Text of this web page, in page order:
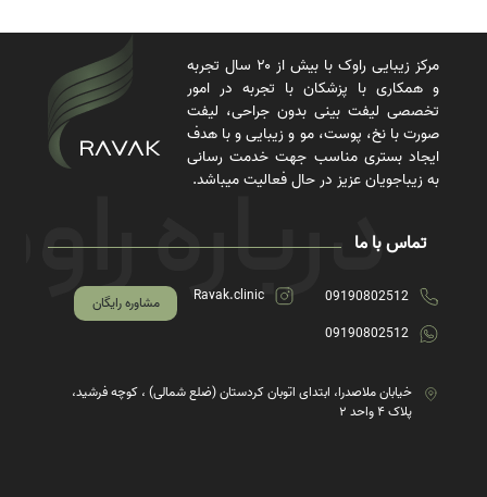
مرکز زیبایی راوک با بیش از ۲۰ سال تجربه
و همکاری با پزشکان با تجربه در امور
تخصصی لیفت بینی بدون جراحی، لیفت
صورت با نخ، پوست، مو و زیبایی و با هدف
ایجاد بستری مناسب جهت خدمت رسانی
به زیباجویان عزیز در حال فعالیت میباشد.
تماس با ما
09190802512
09190802512
Ravak.clinic مشاوره رایگان
خیابان ملاصدرا، ابتدای اتوبان کردستان (ضلع شمالی) ، کوچه فرشید،
پلاک ۴ واحد ۲